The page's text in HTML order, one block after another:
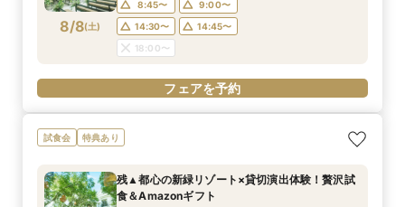
8/8(土)
8:45〜
9:00〜
14:30〜
14:45〜
18:00〜
フェアを予約
試食会 特典あり
残▲都心の新緑リゾート×貸切演出体験！贅沢試
食＆Amazonギフト